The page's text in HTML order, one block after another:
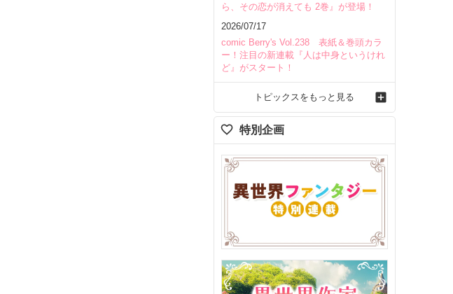
ら、その恋が消えても 2巻』が登場！
2026/07/17
comic Berry's Vol.238 表紙＆巻頭カラ
ー！注目の新連載『人は中身というけれ
ど』がスタート！
トピックスをもっと見る
特別企画